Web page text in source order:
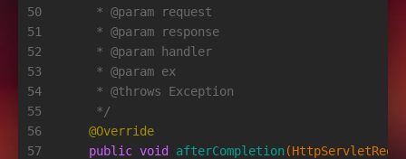
50
51
52
53
54
55
56
57
     *
@param request
     *
@param response
     *
@param handler
     *
@param ex
     *
@throws Exception
     */
@Override
public void afterCompletion